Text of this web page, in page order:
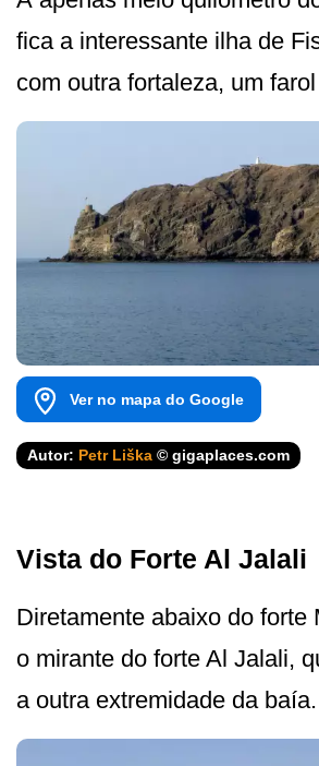
fica a interessante ilha de
com outra fortaleza, um
Ver no mapa do Google
Autor: Petr Liška © gigaplaces.com
Vista do Forte Al Jalali
Diretamente abaixo do forte
o mirante do forte Al Jalali,
a outra extremidade da baía.